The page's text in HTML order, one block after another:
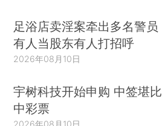
足浴店卖淫案牵出多名警员
有人当股东有人打招呼
2026年08月10日
宇树科技开始申购 中签堪比
中彩票
2026年08月10日